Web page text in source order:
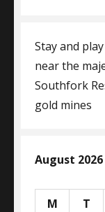
Stay and
near the
Southfork
gold mines
August 2026
M T